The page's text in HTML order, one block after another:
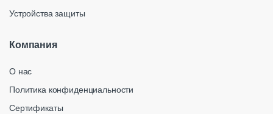
Устройства защиты
Компания
О нас
Политика конфиденциальности
Сертификаты